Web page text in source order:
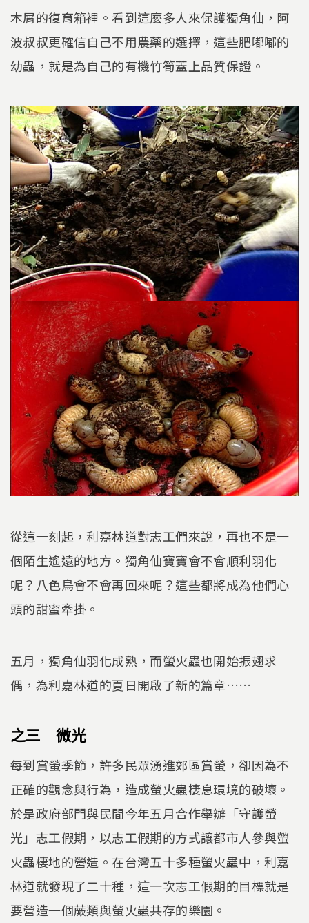
木屑的復育箱裡。看到這麼多人來保護獨角仙，阿
波叔叔更確信自己不用農藥的選擇，這些肥嘟嘟的
幼蟲，就是為自己的有機竹筍蓋上品質保證。
從這一刻起，利嘉林道對志工們來說，再也不是一
個陌生遙遠的地方。獨角仙寶寶會不會順利羽化
呢？八色鳥會不會再回來呢？這些都將成為他們心
頭的甜蜜牽掛。
五月，獨角仙羽化成熟，而螢火蟲也開始振翅求
偶，為利嘉林道的夏日開啟了新的篇章……
之三 微光
每到賞螢季節，許多民眾湧進郊區賞螢，卻因為不
正確的觀念與行為，造成螢火蟲棲息環境的破壞。
於是政府部門與民間今年五月合作舉辦「守護螢
光」志工假期，以志工假期的方式讓都市人參與螢
火蟲棲地的營造。在台灣五十多種螢火蟲中，利嘉
林道就發現了二十種，這一次志工假期的目標就是
要營造一個蕨類與螢火蟲共存的樂園。